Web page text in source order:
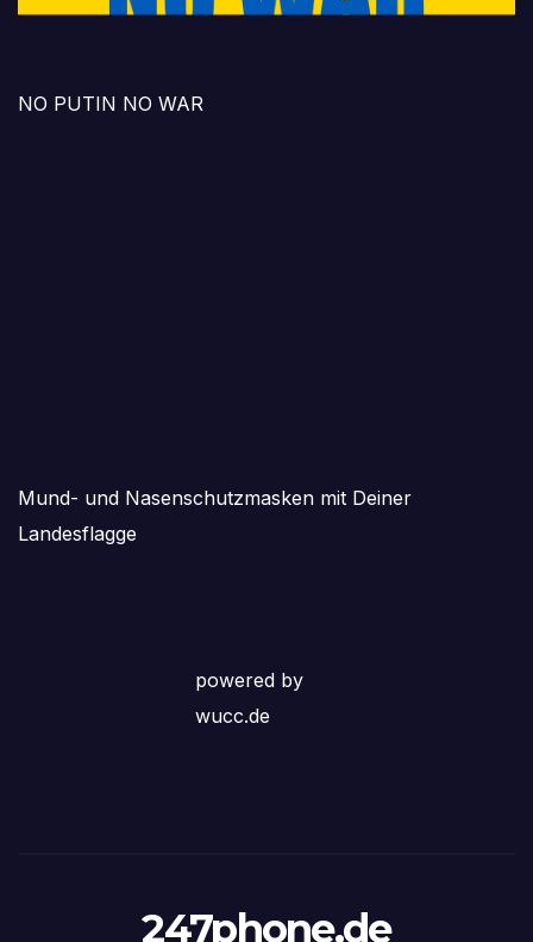
NO PUTIN NO WAR
Mund- und Nasenschutzmasken mit Deiner
Landesflagge
powered by
wucc.de
247phone.de